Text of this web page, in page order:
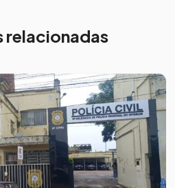
relacionadas